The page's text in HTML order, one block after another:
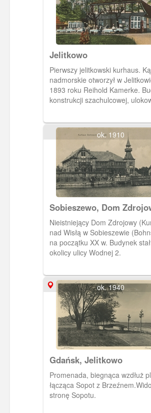
Jelitkowo
Pierwszy jelitkowski kurhaus.
nadmorskie otworzył w
1893 roku Reihold Kamerke.
konstrukcji szachulcowej,
ok. 1910
Sobieszewo, Dom
(Kurhaus)
Nieistniejący Dom Zdrojowy
nad Wisłą w Sobieszewie
na początku XX w. Budynek
okolicy ulicy Wodnej 2.
ok. 1940
Gdańsk, Jelitkowo
Promenada, biegnąca wzdłuż
łącząca Sopot z
stronę Sopotu.